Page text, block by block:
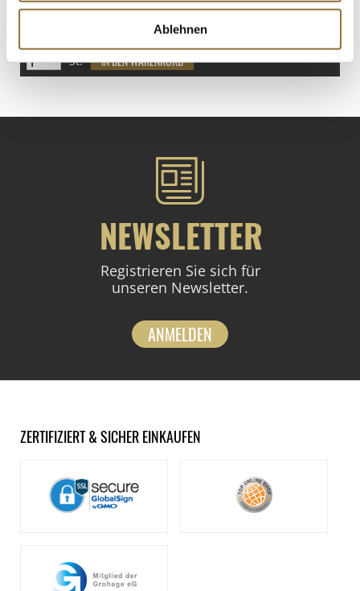
Ablehnen
€ 2,78
St.
NEWSLETTER
Registrieren Sie sich für
unseren Newsletter.
ANMELDEN
ZERTIFIZIERT & SICHER EINKAUFEN